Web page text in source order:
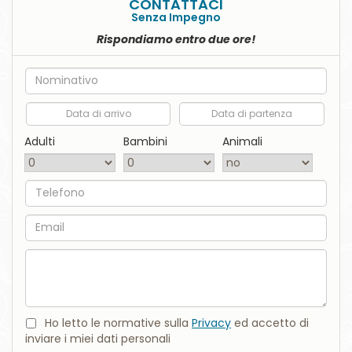
CONTATTACI
Senza Impegno
Rispondiamo entro due ore!
Nome
Data di arrivo
Data di partenza
Adulti
Bambini Animali
Telefono
Email
Commento
Ho letto le normative sulla Privacy ed accetto di
inviare i miei dati personali